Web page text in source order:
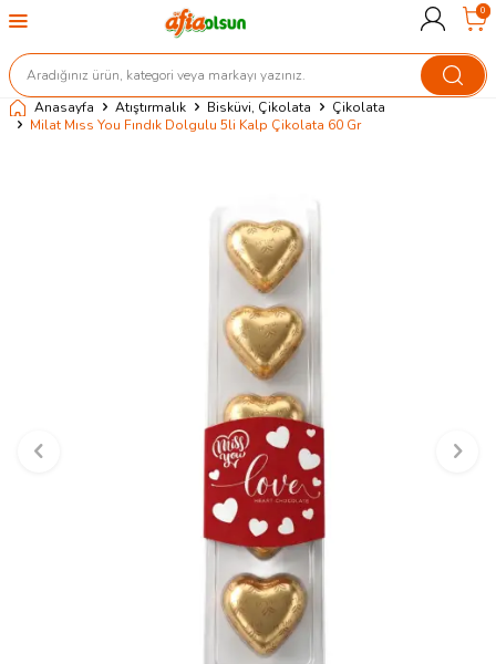
0
Anasayfa Atıştırmalık Bisküvi, Çikolata
Çikolata
Milat Mıss You Fındık Dolgulu 5li Kalp Çikolata 60 Gr